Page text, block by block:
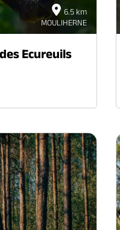
6.5 km
MOULIHERNE
Ecureuils